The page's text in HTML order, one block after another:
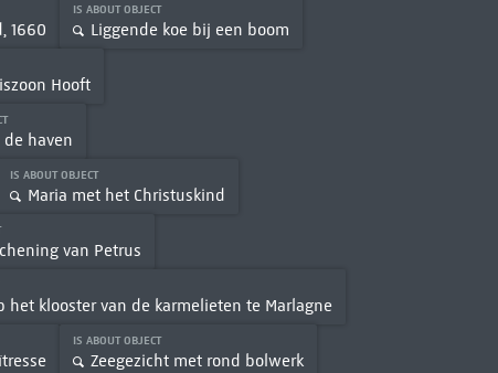
1660
IS ABOUT OBJECT
Liggende koe bij een boom
Hooft
de haven
IS ABOUT OBJECT
Maria met het Christuskind
van Petrus
het klooster van de karmelieten te Marlagne
IS ABOUT OBJECT
Zeegezicht met rond bolwerk